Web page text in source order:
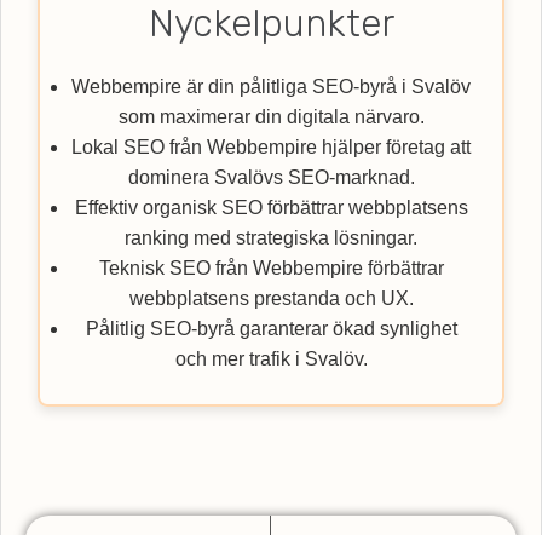
Nyckelpunkter
Webbempire är din pålitliga SEO-byrå i Svalöv
som maximerar din digitala närvaro.
Lokal SEO från Webbempire hjälper företag att
dominera Svalövs SEO-marknad.
Effektiv organisk SEO förbättrar webbplatsens
ranking med strategiska lösningar.
Teknisk SEO från Webbempire förbättrar
webbplatsens prestanda och UX.
Pålitlig SEO-byrå garanterar ökad synlighet
och mer trafik i Svalöv.